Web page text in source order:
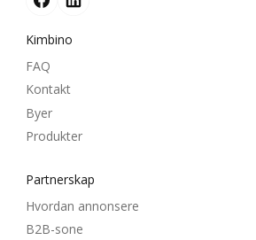
Kimbino
FAQ
Kontakt
Byer
Produkter
Partnerskap
Hvordan annonsere
B2B-sone